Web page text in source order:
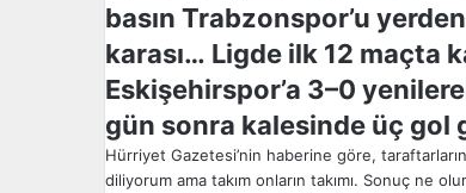
basın Trabzonspor’u
karası… Ligde ilk 12 maçta
Eskişehirspor’a 3–0
gün sonra kalesinde üç gol
Hürriyet Gazetesi’nin haberine göre,
diliyorum ama takım onların takımı. Sonuç ne